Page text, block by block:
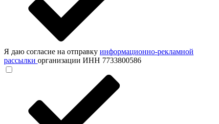
Я даю согласие на отправку информационно-рекламной
рассылки организации ИНН 7733800586